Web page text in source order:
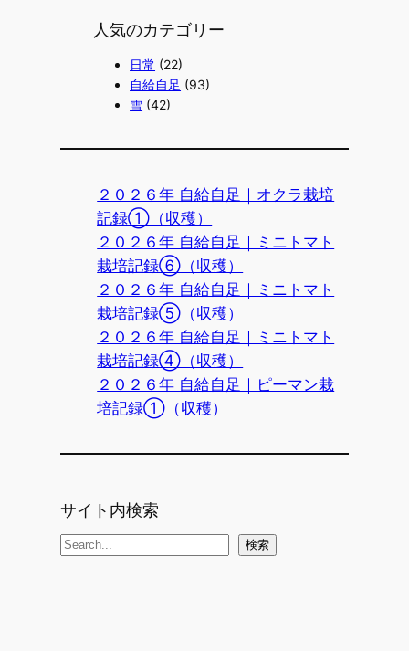
人気のカテゴリー
日常 (22)
自給自足 (93)
雪 (42)
２０２６年 自給自足｜オクラ栽培
記録①（収穫）
２０２６年 自給自足｜ミニトマト
栽培記録⑥（収穫）
２０２６年 自給自足｜ミニトマト
栽培記録⑤（収穫）
２０２６年 自給自足｜ミニトマト
栽培記録④（収穫）
２０２６年 自給自足｜ピーマン栽
培記録①（収穫）
サイト内検索
検
検索